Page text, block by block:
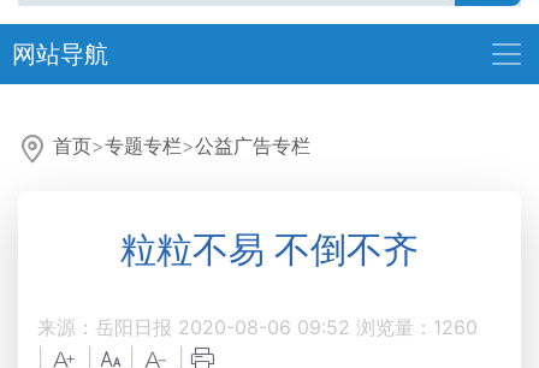
网站导航
首页>专题专栏>公益广告专栏
粒粒不易 不倒不齐
来源：岳阳日报 2020-08-06 09:52 浏览量： 1260